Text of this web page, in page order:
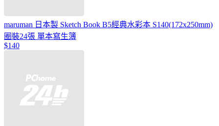
maruman 日本製 Sketch Book B5經典水彩本 S140(172x250mm)
圈裝24張 單本寫生簿
$140